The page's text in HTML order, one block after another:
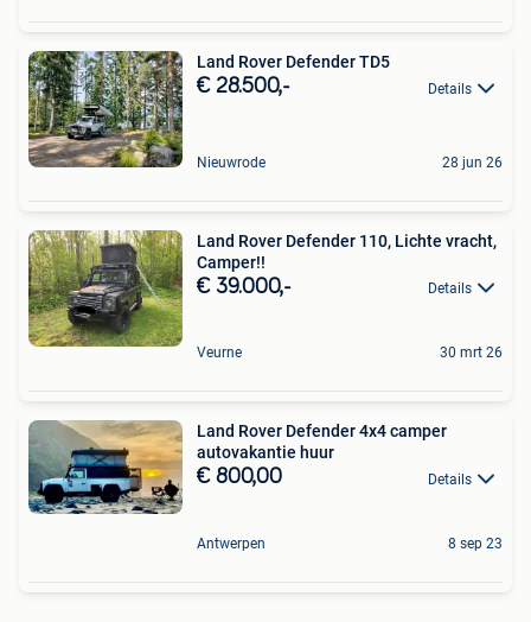
Land Rover Defender TD5
€ 28.500,- Details
Nieuwrode 28 jun 26
Land Rover Defender 110, Lichte vracht,
Camper!!
€ 39.000,- Details
Veurne 30 mrt 26
Land Rover Defender 4x4 camper
autovakantie huur
€ 800,00 Details
Antwerpen 8 sep 23